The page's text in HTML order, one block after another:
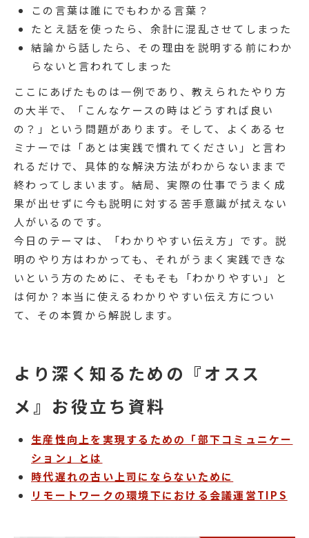
この言葉は誰にでもわかる言葉？
たとえ話を使ったら、余計に混乱させてしまった
結論から話したら、その理由を説明する前にわか
らないと言われてしまった
ここにあげたものは一例であり、教えられたやり方
の大半で、「こんなケースの時はどうすれば良い
の？」という問題があります。そして、よくあるセ
ミナーでは「あとは実践で慣れてください」と言わ
れるだけで、具体的な解決方法がわからないままで
終わってしまいます。結局、実際の仕事でうまく成
果が出せずに今も説明に対する苦手意識が拭えない
人がいるのです。
今日のテーマは、「わかりやすい伝え方」です。説
明のやり方はわかっても、それがうまく実践できな
いという方のために、そもそも「わかりやすい」と
は何か？本当に使えるわかりやすい伝え方につい
て、その本質から解説します。
より深く知るための『オスス
メ』お役立ち資料
生産性向上を実現するための「部下コミュニケー
ション」とは
時代遅れの古い上司にならないために
リモートワークの環境下における会議運営TIPS